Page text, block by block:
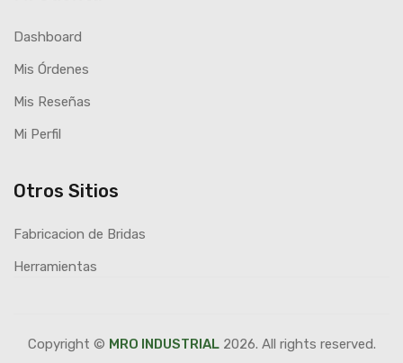
Dashboard
Mis Órdenes
Mis Reseñas
Mi Perfil
Otros Sitios
Fabricacion de Bridas
Herramientas
Copyright © MRO INDUSTRIAL2026. All rights reserved.